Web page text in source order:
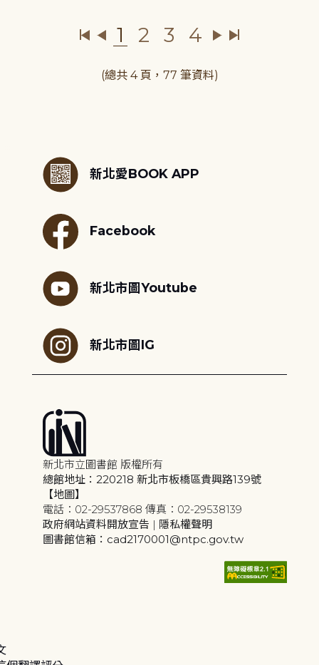
1 2 3 4
(總共 4 頁，77 筆資料)
新北愛BOOK APP
Facebook
新北市圖Youtube
新北市圖IG
新北市立圖書館 版權所有
總館地址：220218 新北市板橋區貴興路139號
【地圖】
電話：02-29537868 傳真：02-29538139
政府網站資料開放宣告 | 隱私權聲明
圖書館信箱：cad2170001@ntpc.gov.tw